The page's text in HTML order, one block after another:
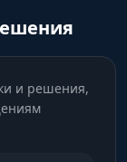
прицел
и решения,